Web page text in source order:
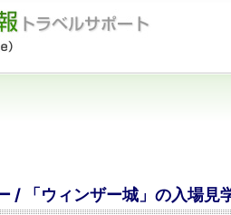
/ 「ウィンザー城」の入場見